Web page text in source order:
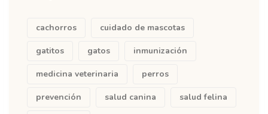
cachorros cuidado de mascotas
gatitos gatos inmunización
medicina veterinaria perros
prevención salud canina salud felina